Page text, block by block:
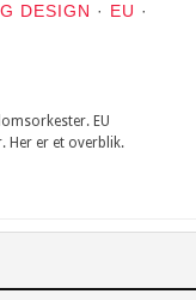
DESIGN · EU ·
EU
Her er et overblik.